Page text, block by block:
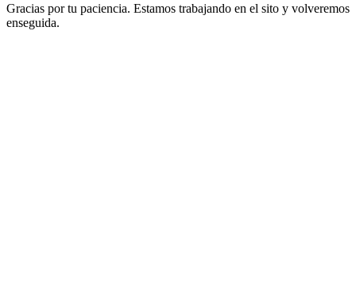
Gracias por tu paciencia. Estamos trabajando en el sito y volveremos
enseguida.